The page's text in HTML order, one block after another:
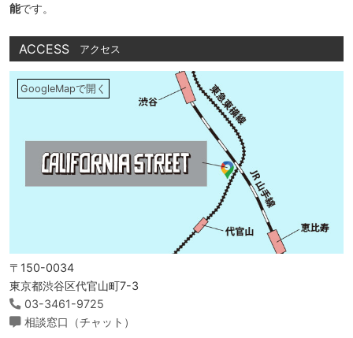
能です。
ACCESS アクセス
GoogleMapで開く
〒150-0034
東京都渋谷区代官山町7-3
03-3461-9725
相談窓口（チャット）